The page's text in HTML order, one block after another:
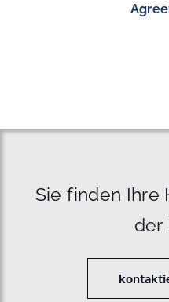
Sie finden Ihre
der